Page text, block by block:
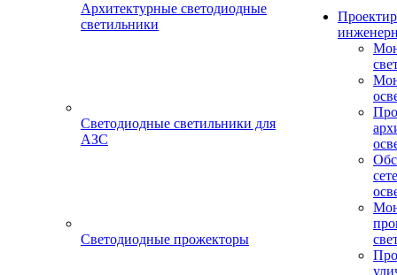
Архитектурные светодиодные
светильники
Светодиодные светильники для
АЗС
Светодиодные прожекторы